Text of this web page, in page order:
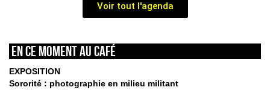
Voir tout l'agenda
En ce moment au café
EXPOSITION
Sororité : photographie en milieu militant